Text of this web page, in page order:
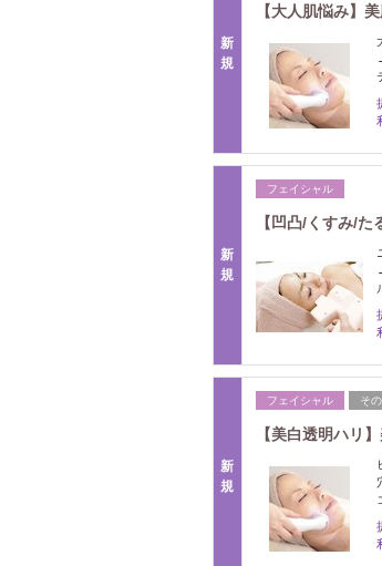
新
規
【大人肌悩み】
新
規
フェイシャル
【凹凸/くすみ/
新
規
フェイシャル そ
【美白透明ハリ